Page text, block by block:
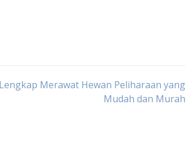
Merawat Hewan Peliharaan yang
Mudah dan Murah